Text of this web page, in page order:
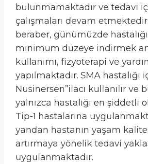
bulunmamaktadır ve tedavi
çalışmaları devam
beraber, günümüzde
minimum düzeye indirmek
kullanımı, fizyoterapi ve
yapılmaktadır. SMA hastalığı
Nusinersen”ilacı kullanılır ve
yalnızca hastalığı en şiddetli
Tip-1 hastalarına
yandan hastanın yaşam
artırmaya yönelik tedavi
uygulanmaktadır.